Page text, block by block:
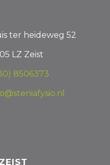
ter heideweg 52
LZ Zeist
8506373